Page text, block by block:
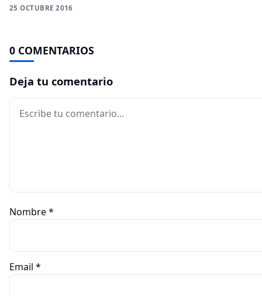
25 OCTUBRE 2016
0 COMENTARIOS
Deja tu comentario
Comentario
Nombre*
Email *